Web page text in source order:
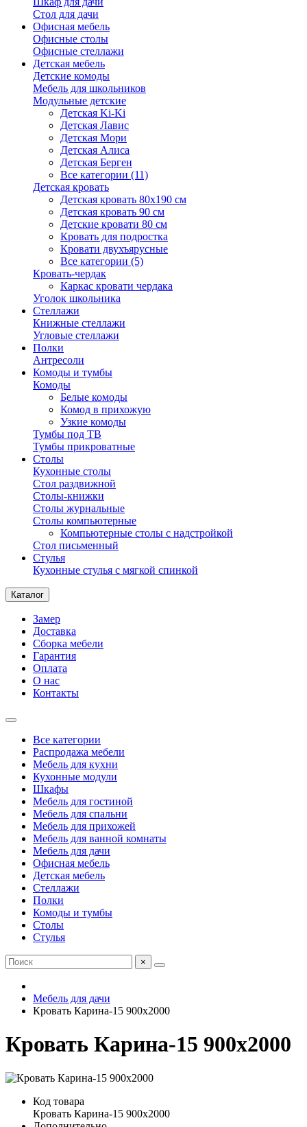
Стол для дачи
Офисная мебель
Офисные столы
Офисные стеллажи
Детская мебель
Детские комоды
Мебель для школьников
Модульные детские
Детская Ki-Ki
Детская Лавис
Детская Мори
Детская Алиса
Детская Берген
Все категории (11)
Детская кровать
Детская кровать 80х190 см
Детская кровать 90 см
Детские кровати 80 см
Кровать для подростка
Кровати двухъярусные
Все категории (5)
Кровать-чердак
Каркас кровати чердака
Уголок школьника
Стеллажи
Книжные стеллажи
Угловые стеллажи
Полки
Антресоли
Комоды и тумбы
Комоды
Белые комоды
Комод в прихожую
Узкие комоды
Тумбы под ТВ
Тумбы прикроватные
Столы
Кухонные столы
Стол раздвижной
Столы-книжки
Столы журнальные
Столы компьютерные
Компьютерные столы с надстройкой
Стол письменный
Стулья
Кухонные стулья с мягкой спинкой
Каталог
Замер
Доставка
Сборка мебели
Гарантия
Оплата
О нас
Контакты
Все категории
Распродажа мебели
Мебель для кухни
Кухонные модули
Шкафы
Мебель для гостиной
Мебель для спальни
Мебель для прихожей
Мебель для ванной комнаты
Мебель для дачи
Офисная мебель
Детская мебель
Стеллажи
Полки
Комоды и тумбы
Столы
Стулья
×
Мебель для дачи
Кровать Карина-15 900х2000
Кровать Карина-15 900х2000
Код товара
Кровать Карина-15 900х2000